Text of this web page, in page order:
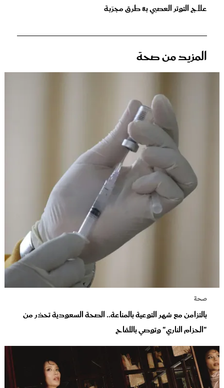
علاج التوتر العصبي بـ8 طرق مجرّبة
المزيد من صحة
صحة
بالتزامن مع شهر التوعية بالمناعة.. الصحة السعودية تحذر من
"الحزام الناري" وتوصي باللقاح